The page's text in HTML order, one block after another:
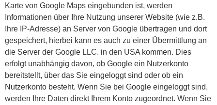
Karte von Google Maps eingebunden ist, werden
Informationen über Ihre Nutzung unserer Website (wie z.B.
Ihre IP-Adresse) an Server von Google übertragen und dort
gespeichert, hierbei kann es auch zu einer Übermittlung an
die Server der Google LLC. in den USA kommen. Dies
erfolgt unabhängig davon, ob Google ein Nutzerkonto
bereitstellt, über das Sie eingeloggt sind oder ob ein
Nutzerkonto besteht. Wenn Sie bei Google eingeloggt sind,
werden Ihre Daten direkt Ihrem Konto zugeordnet. Wenn Sie